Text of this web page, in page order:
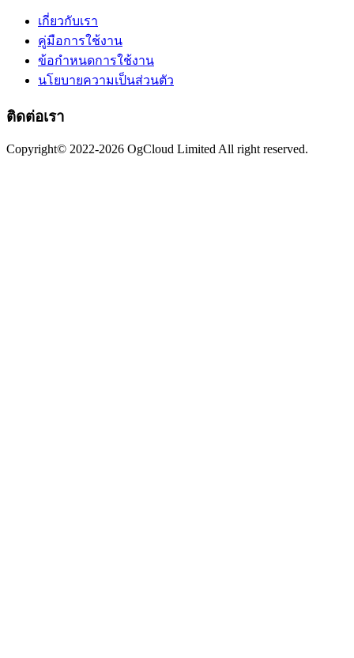
เกี่ยวกับเรา
คู่มือการใช้งาน
ข้อกำหนดการใช้งาน
นโยบายความเป็นส่วนตัว
ติดต่อเรา
Copyright© 2022-2026 OgCloud Limited All right reserved.